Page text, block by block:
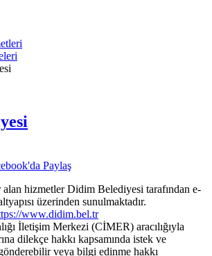
Paylaş
hizmetler Didim Belediyesi tarafından e-
üzerinden sunulmaktadır.
www.didim.bel.tr
İletişim Merkezi (CİMER) aracılığıyla
dilekçe hakkı kapsamında istek ve
veya bilgi edinme hakkı